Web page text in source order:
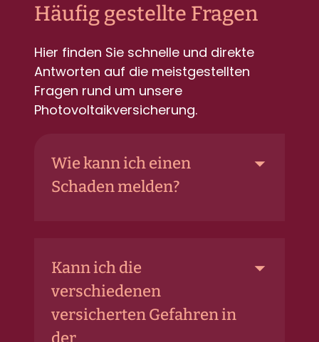
Häufig gestellte Fragen
Hier finden Sie schnelle und direkte
Antworten auf die meistgestellten
Fragen rund um unsere
Photovoltaikversicherung.
Wie kann ich einen
Schaden melden?
Kann ich die
verschiedenen
versicherten Gefahren in
der